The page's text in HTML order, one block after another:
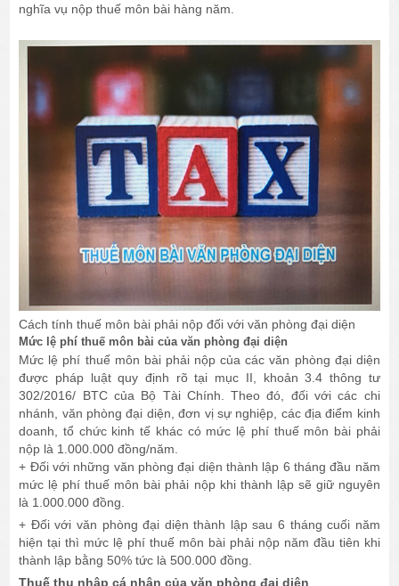
nghĩa vụ nộp thuế môn bài hàng năm.
Cách tính thuế môn bài phải nộp đối với văn phòng đại diện
Mức lệ phí thuế môn bài của văn phòng đại diện
Mức lệ phí thuế môn bài phải nộp của các văn phòng đại diện
được pháp luật quy định rõ tại mục II, khoản 3.4 thông tư
302/2016/ BTC của Bộ Tài Chính. Theo đó, đối với các chi
nhánh, văn phòng đại diện, đơn vị sự nghiệp, các địa điểm kinh
doanh, tổ chức kinh tế khác có mức lệ phí thuế môn bài phải
nộp là 1.000.000 đồng/năm.
+ Đối với những văn phòng đại diện thành lập 6 tháng đầu năm
mức lệ phí thuế môn bài phải nộp khi thành lập sẽ giữ nguyên
là 1.000.000 đồng.
+ Đối với văn phòng đại diện thành lập sau 6 tháng cuối năm
hiện tại thì mức lệ phí thuế môn bài phải nộp năm đầu tiên khi
thành lập bằng 50% tức là 500.000 đồng.
Thuế thu nhập cá nhân của văn phòng đại diện